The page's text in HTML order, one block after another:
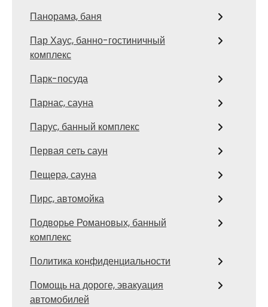
Панорама, баня
Пар Хаус, банно-гостиничный
комплекс
Парк-посуда
Парнас, сауна
Парус, банный комплекс
Первая сеть саун
Пещера, сауна
Пирс, автомойка
Подворье Романовых, банный
комплекс
Политика конфиденциальности
Помощь на дороге, эвакуация
автомобилей